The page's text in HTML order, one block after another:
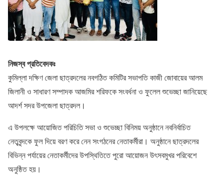
নিজস্ব প্রতিবেদকঃ
কুমিল্লা দক্ষিণ জেলা ছাত্রদলের নবগঠিত কমিটির সভাপতি কাজী জোবায়ের আলম
জিলানী ও সাধারণ সম্পাদক আজমির শরিফকে সংবর্ধনা ও ফুলেল শুভেচ্ছা জানিয়েছে
আদর্শ সদর উপজেলা ছাত্রদল।
এ উপলক্ষে আয়োজিত পরিচিতি সভা ও শুভেচ্ছা বিনিময় অনুষ্ঠানে নবনির্বাচিত
নেতৃবৃন্দকে ফুল দিয়ে বরণ করে নেন সংগঠনের নেতাকর্মীরা। অনুষ্ঠানে ছাত্রদলের
বিভিন্ন পর্যায়ের নেতাকর্মীদের উপস্থিতিতে পুরো আয়োজন উৎসবমুখর পরিবেশে
অনুষ্ঠিত হয়।